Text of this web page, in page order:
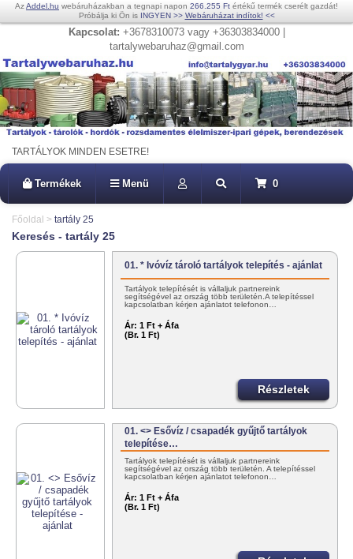
AzAddel.hu webáruházakban a tegnapi napon 266.255 Ft értékű termék cserélt gazdát!
Próbálja ki Ön is INGYEN >> Webáruházat indítok! <<
Kapcsolat: +3678310073 vagy +36303834000 |
tartalywebaruhaz@gmail.com
TARTÁLYOK MINDEN ESETRE!
Termékek Menü 0
Főoldal > tartály 25
Keresés - tartály 25
01. * Ivóvíz tároló tartályok telepítés - ajánlat
Tartályok telepítését is vállaljuk partnereink
segítségével az ország több területén.A telepítéssel
kapcsolatban kérjen ajánlatot telefonon…
Ár: 1 Ft + Áfa
(Br. 1 Ft)
Részletek
01. <> Esővíz / csapadék gyűjtő tartályok
telepítése…
Tartályok telepítését is vállaljuk partnereink
segítségével az ország több területén. A telepítéssel
kapcsolatban kérjen ajánlatot telefonon…
Ár: 1 Ft + Áfa
(Br. 1 Ft)